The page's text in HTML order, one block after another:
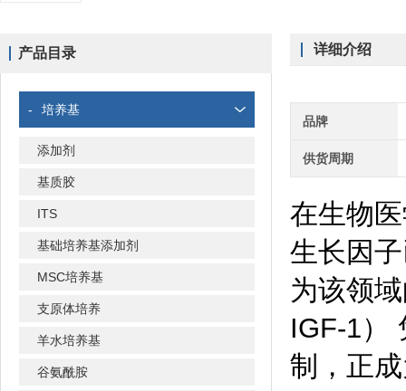
产品目录
- 培养基
添加剂
基质胶
ITS
基础培养基添加剂
MSC培养基
支原体培养
羊水培养基
谷氨酰胺
详细介绍
品牌
供货周期
在生物
生长因
为该领
IGF-1）
制，正